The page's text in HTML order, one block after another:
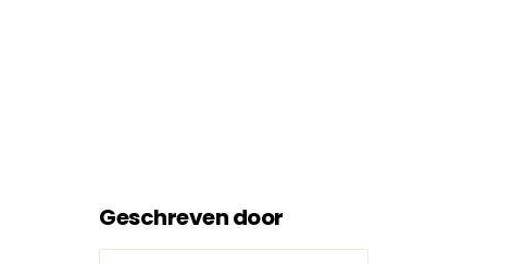
Geschreven door